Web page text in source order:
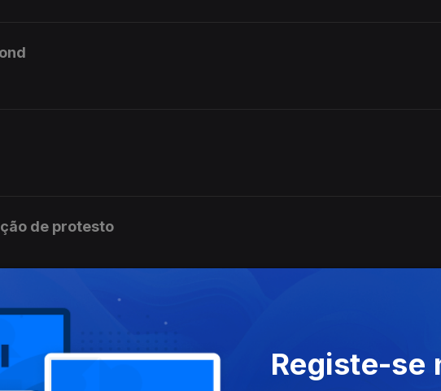
de protesto
Registe-se